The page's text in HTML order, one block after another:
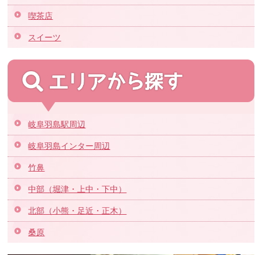
喫茶店
スイーツ
岐阜羽島駅周辺
岐阜羽島インター周辺
竹鼻
中部（堀津・上中・下中）
北部（小熊・足近・正木）
桑原